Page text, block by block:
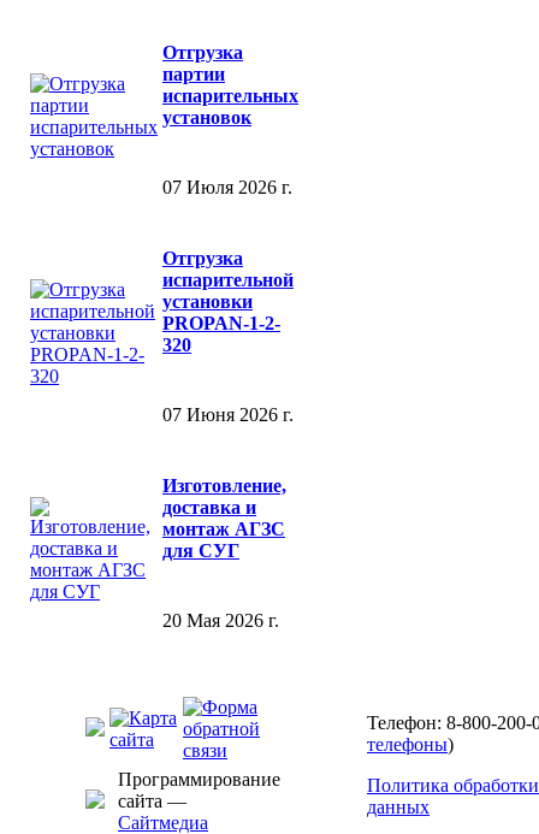
Отгрузка
партии
испарительных
установок
07 Июля 2026 г.
Отгрузка
испарительной
установки
PROPAN-1-2-
320
07 Июня 2026 г.
Изготовление,
доставка и
монтаж АГЗС
для СУГ
20 Мая 2026 г.
Программирование
сайта —
Сайтмедиа
Телефон: 8-800-200-
телефоны)
Политика
данных